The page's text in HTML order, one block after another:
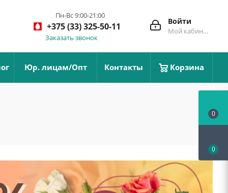
Войти
Мой кабинет
Пн-Вс 9:00-21:00
+375 (33) 325-50-11
Заказать звонок
Юр. лицам/Опт Контакты Корзина
0
0